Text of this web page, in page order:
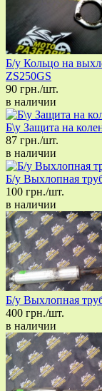
Б/у Кольцо на
ZS250GS
90 грн./шт.
в наличии
Б\у Защита на
87 грн./шт.
в наличии
Б/у Выхлопная
100 грн./шт.
в наличии
Б/у Выхлопная
400 грн./шт.
в наличии